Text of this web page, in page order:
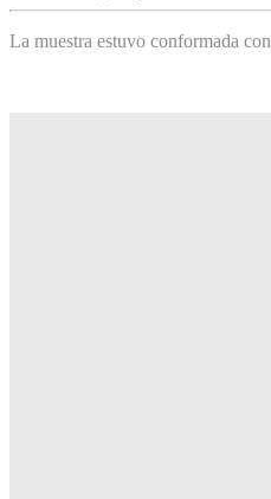
La muestra estuvo conformada